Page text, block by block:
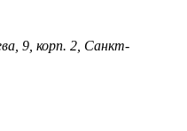
9, корп. 2, Санкт-